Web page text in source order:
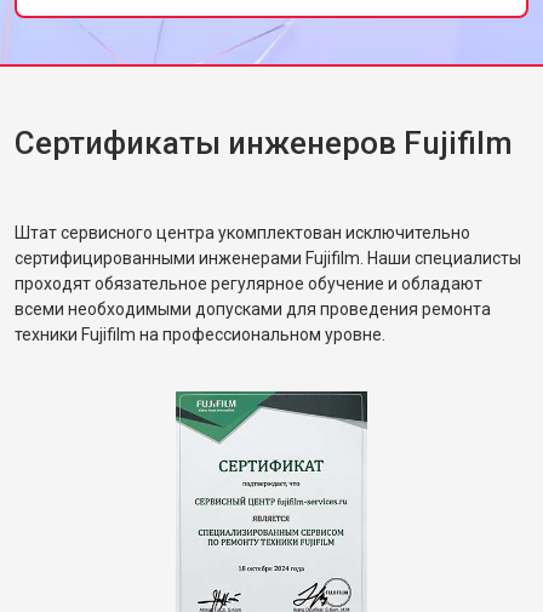
Сертификаты инженеров Fujifilm
Штат сервисного центра укомплектован исключительно
сертифицированными инженерами Fujifilm. Наши специалисты
проходят обязательное регулярное обучение и обладают
всеми необходимыми допусками для проведения ремонта
техники Fujifilm на профессиональном уровне.